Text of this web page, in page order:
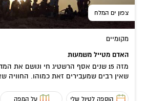
צפון ים המלח
מקומיים
האדם מטייל משמעות
מזה 15 שנים אסף הרשטיג חי ונושם את
שאין רבים שמעבירים זאת כמוהו. החוויה
הוספה לטיול שלי על המפה